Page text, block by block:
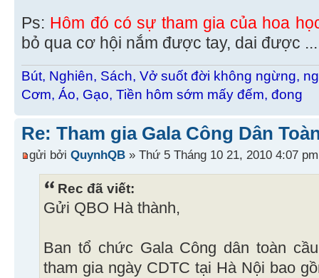
Ps: Hôm đó có sự tham gia của hoa
bỏ qua cơ hội nắm được tay, dai được
Bút, Nghiên, Sách, Vở suốt đời không ngừng,
Cơm, Áo, Gạo, Tiền hôm sớm mấy đếm, đong
Re: Tham gia Gala Công Dân
gửi bởi QuynhQB » Thứ 5 Tháng 10 21, 2010 4:07 pm
Rec đã viết:
Gửi QBO Hà thành,
Ban tổ chức Gala Công dân toàn
tham gia ngày CDTC tại Hà Nội bao